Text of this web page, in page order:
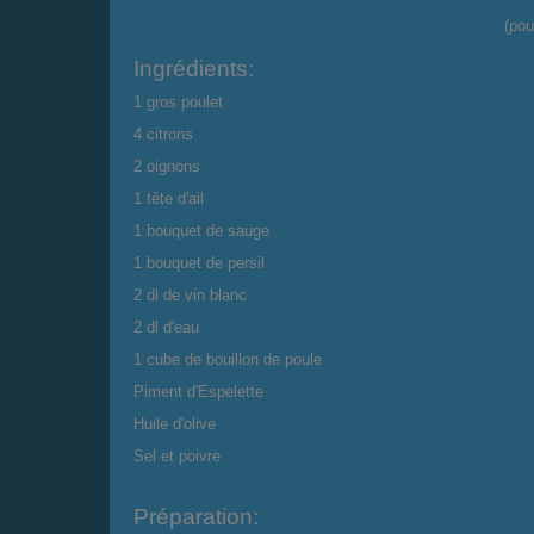
Ingrédients:
1 gros poulet
4 citrons
2 oignons
1 tête d'ail
1 bouquet de sauge
1 bouquet de persil
2 dl de vin blanc
2 dl d'eau
1 cube de bouillon de poule
Piment d'Espelette
Huile d'olive
Sel et poivre
Préparation: